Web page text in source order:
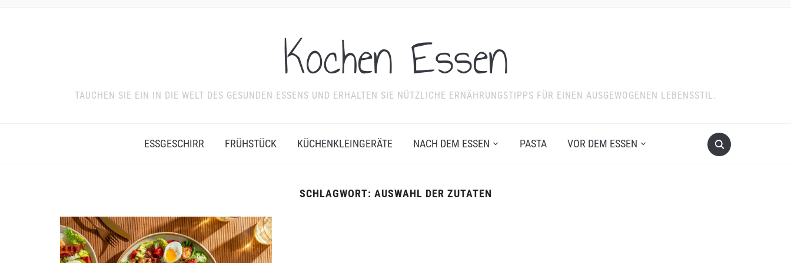
Kochen Essen
TAUCHEN SIE EIN IN DIE WELT DES GESUNDEN ESSENS UND ERHALTEN SIE NÜTZLICHE ERNÄHRUNGSTIPPS FÜR EINEN AUSGEWOGENEN LEBENSSTIL.
ESSGESCHIRR FRÜHSTÜCK KÜCHENKLEINGERÄTE NACH DEM ESSEN PASTA VOR DEM ESSEN
SCHLAGWORT: AUSWAHL DER ZUTATEN